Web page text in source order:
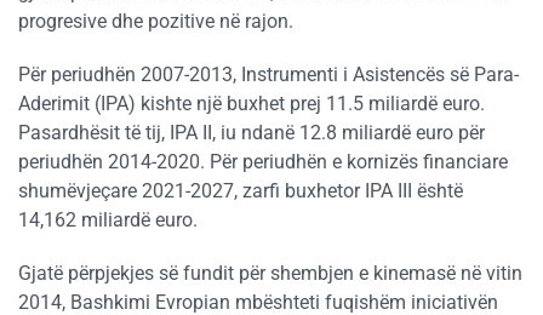
progresive dhe pozitive në rajon.
Për periudhën 2007-2013, Instrumenti i Asistencës së Para-
Aderimit (IPA) kishte një buxhet prej 11.5 miliardë euro.
Pasardhësit të tij, IPA II, iu ndanë 12.8 miliardë euro për
periudhën 2014-2020. Për periudhën e kornizës financiare
shumëvjeçare 2021-2027, zarfi buxhetor IPA III është
14,162 miliardë euro.
Gjatë përpjekjes së fundit për shembjen e kinemasë në vitin
2014, Bashkimi Evropian mbështeti fuqishëm iniciativën